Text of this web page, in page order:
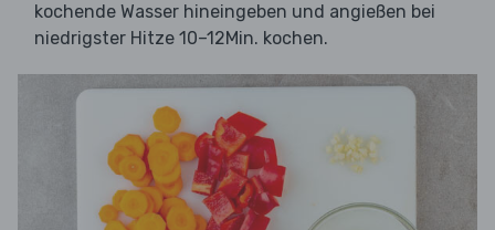
kochende Wasser hineingeben und angießen bei
niedrigster Hitze 10–12Min. kochen.